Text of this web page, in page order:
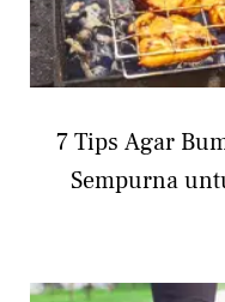
7 Tips Agar
Sempurna